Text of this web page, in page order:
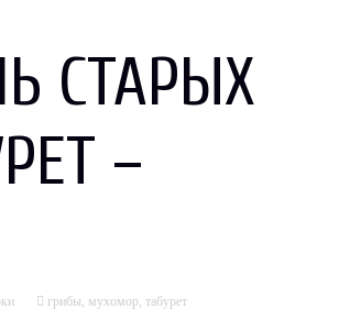
СТАРЫХ
–
грибы, мухомор, табурет